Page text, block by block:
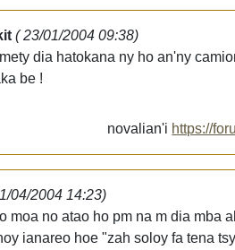
( 23/01/2004 09:38)
dia hatokana ny ho an'ny
be !
novalian'i https://
04/2004 14:23)
moa no atao ho pm na m dia mba
ianareo hoe "zah soloy fa tena